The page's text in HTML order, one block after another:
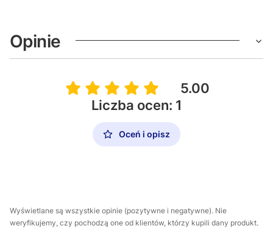
Opinie
5.00
Liczba ocen: 1
Oceń i opisz
Wyświetlane są wszystkie opinie (pozytywne i negatywne). Nie
weryfikujemy, czy pochodzą one od klientów, którzy kupili dany produkt.